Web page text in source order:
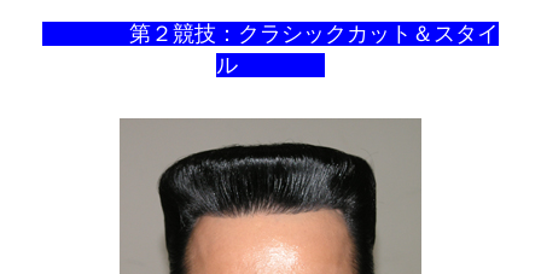
第２競技：クラシックカット＆スタイ
ル